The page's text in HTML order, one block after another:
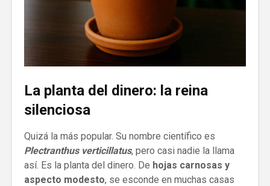
La planta del dinero: la reina
silenciosa
Quizá la más popular. Su nombre científico es
Plectranthus verticillatus, pero casi nadie la llama
así. Es la planta del dinero. De hojas carnosas y
aspecto modesto, se esconde en muchas casas